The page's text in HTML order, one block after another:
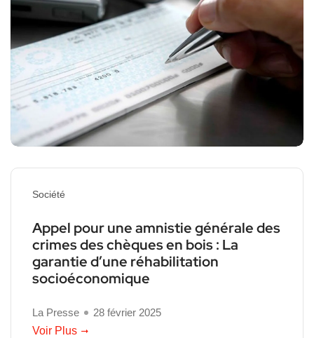
Société
Appel pour une amnistie générale des
crimes des chèques en bois : La
garantie d’une réhabilitation
socioéconomique
La Presse
28 février 2025
Voir Plus